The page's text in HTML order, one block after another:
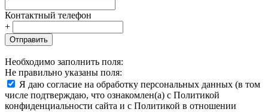
Контактный телефон
+
Отправить
Необходимо заполнить поля:
Не правильно указаны поля:
Я даю согласие на обработку персональных данных (в том
числе подтверждаю, что ознакомлен(а) с Политикой
конфиденциальности сайта и с Политикой в отношении